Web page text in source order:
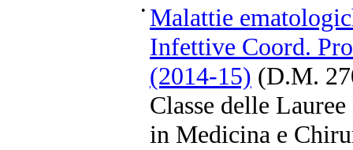
• Malattie
Infettive Coord.
(2014-15) (D.M.
Classe delle
in Medicina e